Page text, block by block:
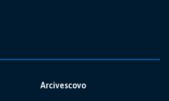
Arcivescovo